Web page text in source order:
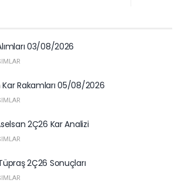
03/08/2026
Kar Rakamları 05/08/2026
2Ç26 Kar Analizi
Tüpraş 2Ç26 Sonuçları